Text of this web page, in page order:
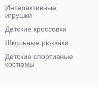
Интерактивные
игрушки
Детские кроссовки
Школьные рюкзаки
Детские спортивные
костюмы